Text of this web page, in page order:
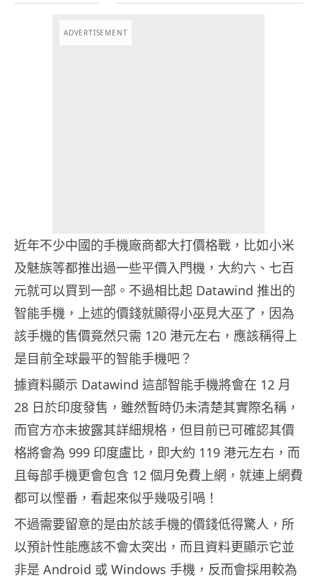
ADVERTISEMENT
近年不少中國的手機廠商都大打價格戰，比如小米
及魅族等都推出過一些平價入門機，大約六、七百
元就可以買到一部。不過相比起 Datawind 推出的
智能手機，上述的價錢就顯得小巫見大巫了，因為
該手機的售價竟然只需 120 港元左右，應該稱得上
是目前全球最平的智能手機吧？
據資料顯示 Datawind 這部智能手機將會在 12 月
28 日於印度發售，雖然暫時仍未清楚其實際名稱，
而官方亦未披露其詳細規格，但目前已可確認其價
格將會為 999 印度盧比，即大約 119 港元左右，而
且每部手機更會包含 12 個月免費上網，就連上網費
都可以慳番，看起來似乎幾吸引喎！
不過需要留意的是由於該手機的價錢低得驚人，所
以預計性能應該不會太突出，而且資料更顯示它並
非是 Android 或 Windows 手機，反而會採用較為